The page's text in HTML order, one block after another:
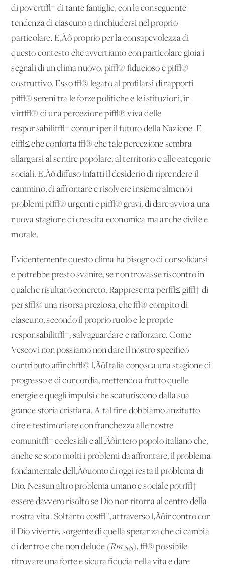
di povert√† di tante famiglie, con la conseguente
tendenza di ciascuno a rinchiudersi nel proprio
particolare. E‚Äô proprio per la consapevolezza di
questo contesto che avvertiamo con particolare gioia i
segnali di un clima nuovo, pi√π fiducioso e pi√π
costruttivo. Esso √® legato al profilarsi di rapporti
pi√π sereni tra le forze politiche e le istituzioni, in
virt√π di una percezione pi√π viva delle
responsabilit√† comuni per il futuro della Nazione. E
ci√≤ che conforta √® che tale percezione sembra
allargarsi al sentire popolare, al territorio e alle categorie
sociali. E‚Äô diffuso infatti il desiderio di riprendere il
cammino, di affrontare e risolvere insieme almeno i
problemi pi√π urgenti e pi√π gravi, di dare avvio a una
nuova stagione di crescita economica ma anche civile e
morale.
Evidentemente questo clima ha bisogno di consolidarsi
e potrebbe presto svanire, se non trovasse riscontro in
qualche risultato concreto. Rappresenta per√≤ gi√† di
per s√© una risorsa preziosa, che √® compito di
ciascuno, secondo il proprio ruolo e le proprie
responsabilit√†, salvaguardare e rafforzare. Come
Vescovi non possiamo non dare il nostro specifico
contributo affinch√© l‚ÄôItalia conosca una stagione di
progresso e di concordia, mettendo a frutto quelle
energie e quegli impulsi che scaturiscono dalla sua
grande storia cristiana. A tal fine dobbiamo anzitutto
dire e testimoniare con franchezza alle nostre
comunit√† ecclesiali e all‚Äôintero popolo italiano che,
anche se sono molti i problemi da affrontare, il problema
fondamentale dell‚Äôuomo di oggi resta il problema di
Dio. Nessun altro problema umano e sociale potr√†
essere davvero risolto se Dio non ritorna al centro della
nostra vita. Soltanto cos√¨, attraverso l‚Äôincontro con
il Dio vivente, sorgente di quella speranza che ci cambia
di dentro e che non delude (Rm 5,5), √® possibile
ritrovare una forte e sicura fiducia nella vita e dare